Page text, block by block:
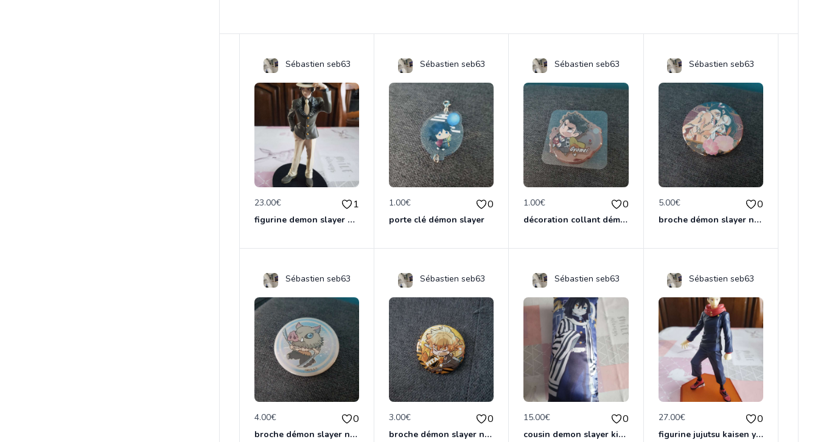
Sébastien seb63
23.00€ 1
figurine demon slayer muzan
Sébastien seb63
1.00€ 0
porte clé démon slayer
Sébastien seb63
1.00€ 0
décoration collant démon slayer neuf
Sébastien seb63
5.00€ 0
broche démon slayer neuf
Sébastien seb63
4.00€ 0
broche démon slayer neuf
Sébastien seb63
3.00€ 0
broche démon slayer neuf
Sébastien seb63
15.00€ 0
cousin demon slayer kimestsu neuf
Sébastien seb63
27.00€ 0
figurine jujutsu kaisen yuji